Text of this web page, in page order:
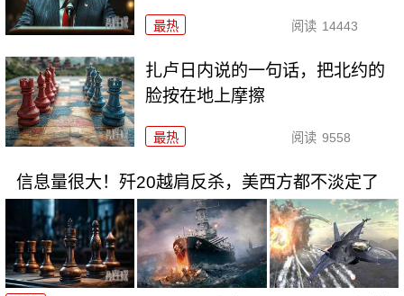
最热 阅读 14443
扎卢日内说的一句话，把北约的
脸按在地上摩擦
最热 阅读 9558
信息量很大！歼20越肩反杀，美西方都不淡定了